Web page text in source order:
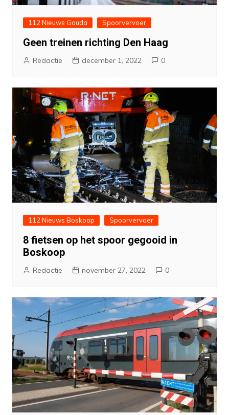
112 Nieuws Gouda Spoorvervoer
Geen treinen richting Den Haag
Redactie december 1, 2022 0
112 Nieuws Boskoop Spoorvervoer
8 fietsen op het spoor gegooid in
Boskoop
Redactie november 27, 2022 0